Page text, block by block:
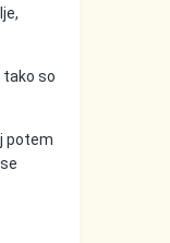
tako so
potem